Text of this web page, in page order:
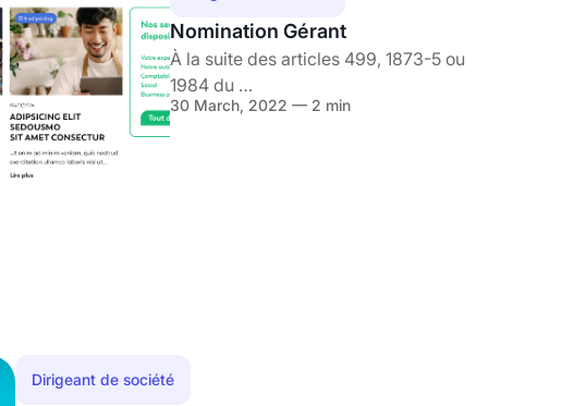
Nomination Gérant
À la suite des articles 499, 1873-5 ou
1984 du …
30 March, 2022 — 2 min
Dirigeant de société